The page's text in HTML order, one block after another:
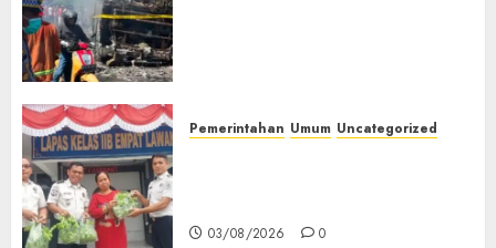
03/08/2026 0
Pemerintahan Umum Uncategorized
03/08/2026 0